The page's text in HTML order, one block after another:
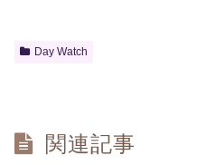
Day Watch
関連記事